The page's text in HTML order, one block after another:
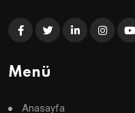
Menü
Anasayfa